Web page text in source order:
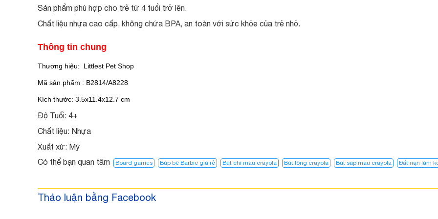
Sản phẩm phù hợp cho trẻ từ 4 tuổi trở lên.
Chất liệu nhựa cao cấp, không chứa BPA, an toàn với sức khỏe của trẻ nhỏ.
Thông tin chung
Thương hiệu: Littlest Pet Shop
Mã sản phẩm : B2814/A8228
Kích thước: 3.5x11.4x12.7 cm
Độ Tuổi: 4+
Chất liệu: Nhựa
Xuất xứ: Mỹ
Có thể bạn quan tâm
Board games Búp bê Barbie giá rẻ Bút chì màu crayola Bút lông crayola Bút sáp màu crayola Đất nặn làm
Thảo luận bằng Facebook